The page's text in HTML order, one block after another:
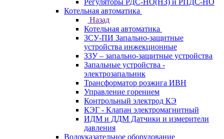
Регуляторы РДС-НО(НЗ) и РПДС-НО
Котельная автоматика
Назад
Котельная автоматика
ЗСУ-ПИ Запально-защитные
устройства инжекционные
ЗЗУ – запально-защитные устройства
Запальные устройства -
электрозапальник
Трансформатор розжига ИВН
Управление горением
Контрольный электрод КЭ
КЭГ - Клапан электромагнитный
ИДМ и ДДМ Датчики и измерители
давления
Водоуказательное оборудование